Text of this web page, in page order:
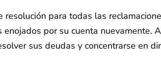
para todas las
por su cuenta nuevamente.
sus deudas y concentrarse en